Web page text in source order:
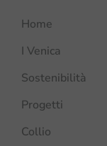
Home
I Venica
Sostenibilità
Progetti
Collio